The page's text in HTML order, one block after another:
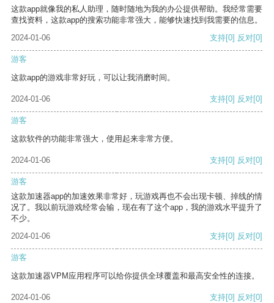
这款app就像我的私人助理，随时随地为我的办公提供帮助。我经常需要
查找资料，这款app的搜索功能非常强大，能够快速找到我需要的信息。
2024-01-06
支持[0] 反对[0]
游客
这款app的游戏非常好玩，可以让我消磨时间。
2024-01-06 支持[0] 反对[0]
游客
这款软件的功能非常强大，使用起来非常方便。
2024-01-06 支持[0] 反对[0]
游客
这款加速器app的加速效果非常好，玩游戏再也不会出现卡顿、掉线的情
况了。我以前玩游戏经常会输，现在有了这个app，我的游戏水平提升了
不少。
2024-01-06
支持[0] 反对[0]
游客
这款加速器VPM应用程序可以给你提供全球覆盖和最高安全性的连接。
2024-01-06 支持[0] 反对[0]